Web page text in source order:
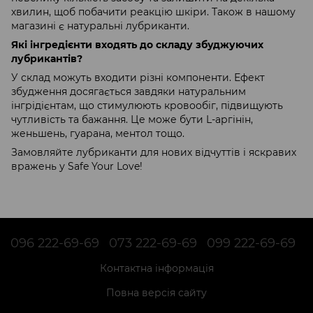
хвилин, щоб побачити реакцію шкіри. Також в нашому
магазині є натуральні лубриканти.
Які інгредієнти входять до складу збуджуючих
лубрикантів?
У склад можуть входити різні компоненти. Ефект
збудження досягається завдяки натуральним
інгрідієнтам, що стимулюють кровообіг, підвищують
чутливість та бажання. Це може бути L-аргінін,
женьшень, гуарана, ментол тощо.
Замовляйте лубриканти для нових відчуттів і яскравих
вражень у Safe Your Love!
096 222-69-69 073 222-69-69 099 222-69-69
Контактна інформація
Повна версія сайту